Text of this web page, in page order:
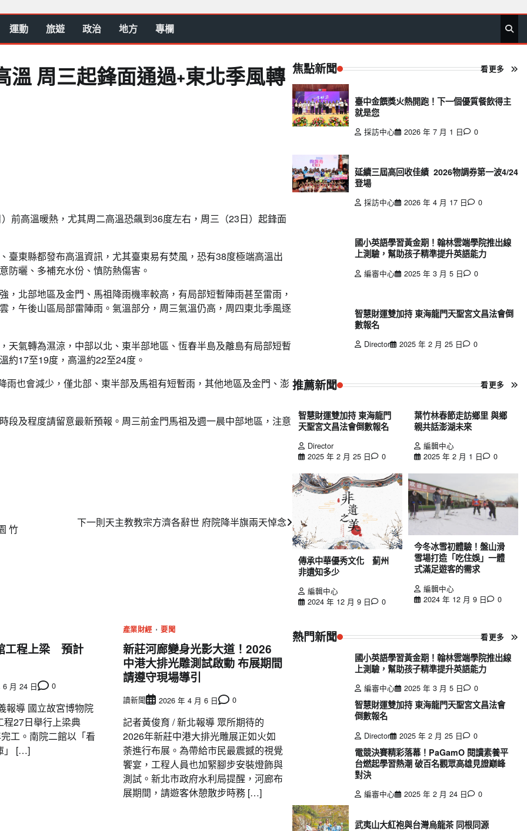
首 要 娛 生 社 文 公 運 旅 政 地
方
專
欄
運動 旅遊 政治 地方 專欄
溫 周三起鋒面通過+東北季風轉
前高溫暖熱，尤其周二高溫恐飆到36度左右，周三（23日）起鋒面
東縣都發布高溫資訊，尤其臺東易有焚風，恐有38度極端高溫出
防曬、多補充水份、慎防熱傷害。
北部地區及金門、馬祖降雨機率較高，有局部短暫陣雨甚至雷雨，
，午後山區局部雷陣雨。氣溫部分，周三氣溫仍高，周四東北季風逐
天氣轉為濕涼，中部以北、東半部地區、恆春半島及離島有局部短暫
約17至19度，高溫約22至24度。
也會減少，僅北部、東半部及馬祖有短暫雨，其他地區及金門、澎
及程度請留意最新預報。周三前金門馬祖及週一晨中部地區，注意
竹
下一則天主教教宗方濟各辭世 府院降半旗兩天悼念
工程上梁 預計
6 月 24 日 0
報導 國立故宮博物院
程27日舉行上梁典
工。南院二館以「看
」 […]
產業財經 要聞
新莊河廊變身光影大道！2026
中港大排光雕測試啟動 布展期間
請遵守現場導引
讀新聞 2026 年 4 月 6 日 0
記者黃俊育 / 新北報導 眾所期待的
2026年新莊中港大排光雕展正如火如
荼進行布展。為帶給市民最震撼的視覺
饗宴，工程人員也加緊腳步安裝燈飾與
測試。新北市政府水利局提醒，河廊布
展期間，請遊客休憩散步時務 […]
焦點新聞 看更多
臺中金饌獎火熱開跑！下一個優質餐飲得主
就是您
採訪中心 2026 年 7 月 1 日 0
延續三屆高回收佳績 2026物調券第一波4/24
登場
採訪中心 2026 年 4 月 17 日 0
國小英語學習黃金期！翰林雲端學院推出線
上測驗，幫助孩子精準提升英語能力
編審中心 2025 年 3 月 5 日 0
智慧財運雙加持 東海龍門天聖宮文昌法會倒
數報名
Director 2025 年 2 月 25 日 0
推薦新聞 看更多
智慧財運雙加持 東海龍門
天聖宮文昌法會倒數報名
Director
2025 年 2 月 25 日
0
葉竹林春節走訪鄉里 與鄉
親共話澎湖未來
編輯中心
2025 年 2 月 1 日
0
傳承中華優秀文化 薊州
非遺知多少
編輯中心
2024 年 12 月 9 日
0
今冬冰雪初體驗！盤山滑
雪場打造「吃住娛」一體
式滿足遊客的需求
編輯中心
2024 年 12 月 9 日
0
熱門新聞 看更多
國小英語學習黃金期！翰林雲端學院推出線
上測驗，幫助孩子精準提升英語能力
編審中心 2025 年 3 月 5 日 0
智慧財運雙加持 東海龍門天聖宮文昌法會
倒數報名
Director 2025 年 2 月 25 日 0
電競決賽精彩落幕！PaGamO 閱讀素養平
台燃起學習熱潮 破百名觀眾高雄見證巔峰
對決
編審中心 2025 年 2 月 24 日 0
武夷山大紅袍與台灣烏龍茶 同根同源